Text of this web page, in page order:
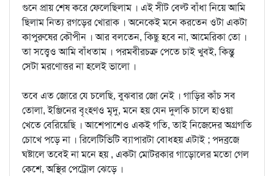
গুনে প্রায় শেষ করে ফেলেছিলাম । এই সীট বেল্ট বাঁধা নিয়ে আমি
ছিলাম নিত্য রগড়ের খোরাক । অনেকেই মনে করতেন ওটা একটা
কাপুরুষের কৌপীন । আর বলতেন, কিছু হবে না, আমেরিকা তো ।
তা সত্ত্বেও আমি বাঁধতাম । পরমবীরচক্র পেতে চাই খুবই, কিন্তু
সেটা মরণোত্তর না হলেই ভালো ।
তবে এত জোরে যে চলেছি, বুঝবার জো নেই । গাড়ির কাঁচ সব
তোলা, ইঞ্জিনের বৃংহণও মৃদু, মনে হয় যেন দুলকি চালে হাওয়া
খেতে বেরিয়েছি । আশেপাশেও একই গতি, তাই নিজেদের অগ্রগতি
চোখে পড়ে না । রিলেটিভিটি ব্যাপারটা বোধহয় এটাই ; পদব্রজে
ঘষ্টালে তবেই না মনে হয় , একটা মোটরকার গাড়োলের মতো গেল
কেশে, অস্থির পেট্রোল ঝেড়ে ।